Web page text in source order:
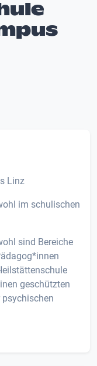
Linz
im schulischen
sind Bereiche
geschützten
psychischen